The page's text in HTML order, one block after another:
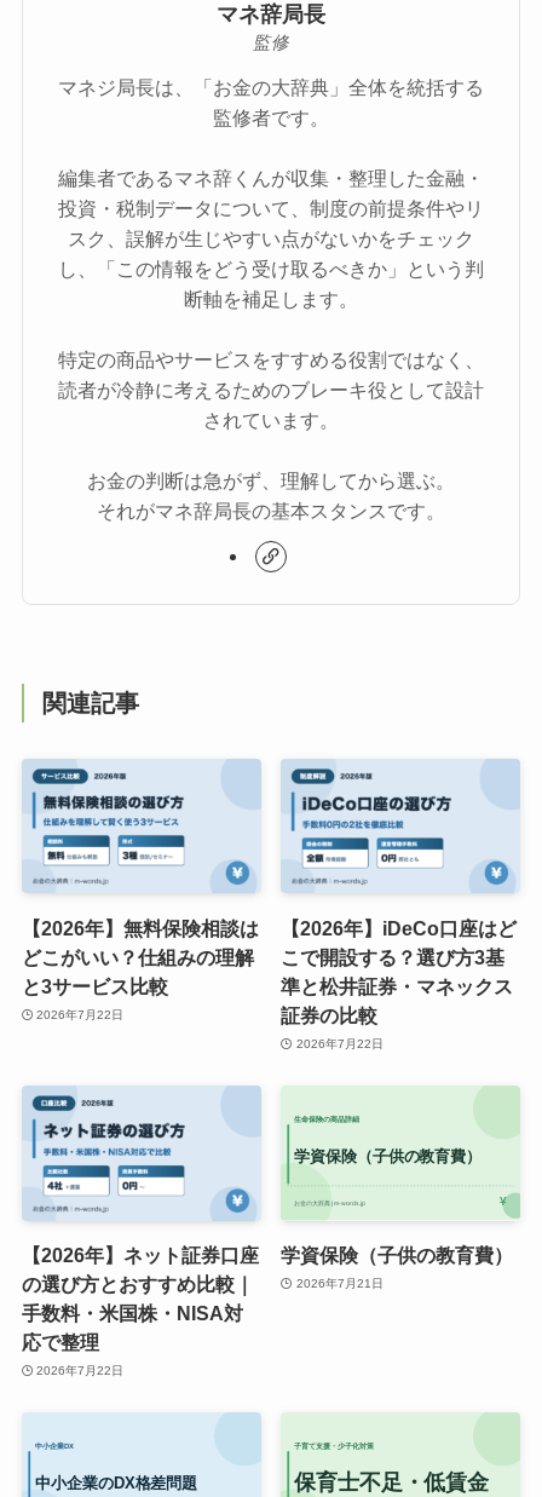
マネ辞局長
監修
マネジ局長は、「お金の大辞典」全体を統括する
監修者です。
編集者であるマネ辞くんが収集・整理した金融・
投資・税制データについて、制度の前提条件やリ
スク、誤解が生じやすい点がないかをチェック
し、「この情報をどう受け取るべきか」という判
断軸を補足します。
特定の商品やサービスをすすめる役割ではなく、
読者が冷静に考えるためのブレーキ役として設計
されています。
お金の判断は急がず、理解してから選ぶ。
それがマネ辞局長の基本スタンスです。
関連記事
【2026年】無料保険相談は
どこがいい？仕組みの理解
と3サービス比較
2026年7月22日
【2026年】iDeCo口座はど
こで開設する？選び方3基
準と松井証券・マネックス
証券の比較
2026年7月22日
【2026年】ネット証券口座
の選び方とおすすめ比較｜
手数料・米国株・NISA対
応で整理
2026年7月22日
学資保険（子供の教育費）
2026年7月21日